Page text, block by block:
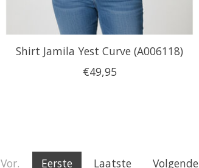
Shirt Jamila Yest Curve (A006118)
€49,95
Vor. Eerste Laatste Volgende